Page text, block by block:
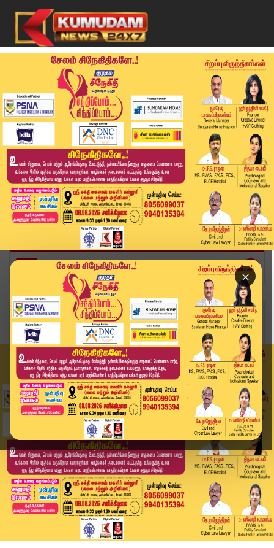
×
Home
தமிழ்நாடு
தங்கம் விலை கடும் வீழ்ச்சி.. இல்லாத்தரசிகள் ஹேப...